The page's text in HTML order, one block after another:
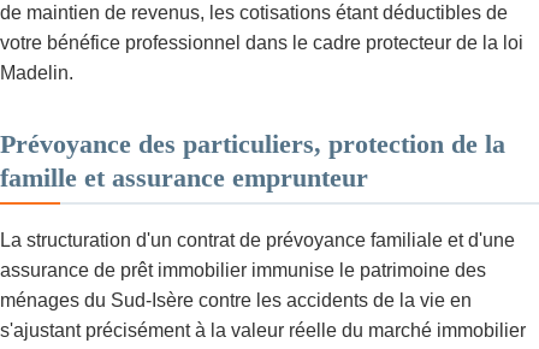
de maintien de revenus, les cotisations étant déductibles de
votre bénéfice professionnel dans le cadre protecteur de la loi
Madelin.
Prévoyance des particuliers, protection de la
famille et assurance emprunteur
La structuration d'un contrat de prévoyance familiale et d'une
assurance de prêt immobilier immunise le patrimoine des
ménages du Sud-Isère contre les accidents de la vie en
s'ajustant précisément à la valeur réelle du marché immobilier